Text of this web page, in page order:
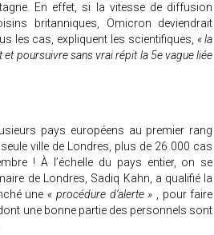
En effet, si la vitesse de diffusion
britanniques, Omicron deviendrait
les cas, expliquent les scientifiques, « la
et poursuivre sans vrai répit la 5e vague liée
pays européens au premier rang
ville de Londres, plus de 26 000 cas
! À l’échelle du pays entier, on se
de Londres, Sadiq Kahn, a qualifié la
une « procédure d’alerte »
, pour faire
une bonne partie des personnels sont